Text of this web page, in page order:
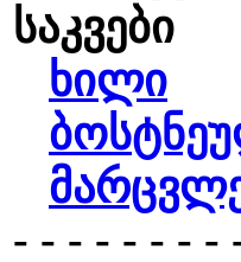
საკვები
ხილი
- - - - - - - -